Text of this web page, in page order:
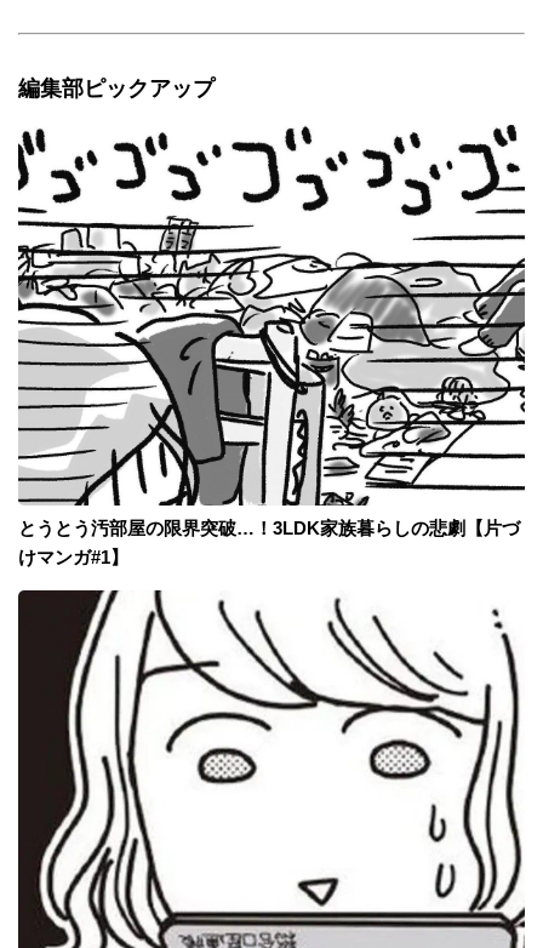
編集部ピックアップ
とうとう汚部屋の限界突破…！3LDK家族暮らしの悲劇【片づ
けマンガ#1】